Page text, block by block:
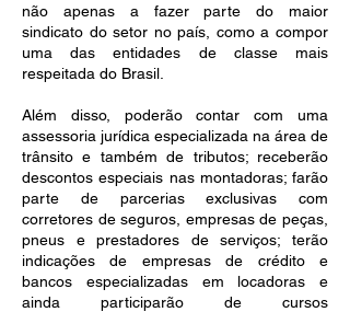
não apenas a fazer parte do maior
sindicato do setor no país, como a compor
uma das entidades de classe mais
respeitada do Brasil.
Além disso, poderão contar com uma
assessoria jurídica especializada na área de
trânsito e também de tributos; receberão
descontos especiais nas montadoras; farão
parte de parcerias exclusivas com
corretores de seguros, empresas de peças,
pneus e prestadores de serviços; terão
indicações de empresas de crédito e
bancos especializadas em locadoras e
ainda participarão de cursos